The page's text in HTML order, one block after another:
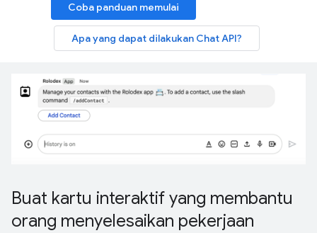
Coba panduan memulai
Apa yang dapat dilakukan Chat API?
Buat kartu interaktif yang membantu
orang menyelesaikan pekerjaan